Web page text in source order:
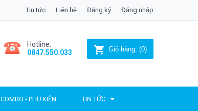
Tin tức Liên hệ Đăng ký Đăng nhập
Hotline:
0847.550.033
Giỏ hàng: (0)
COMBO - PHỤ KIỆN TIN TỨC